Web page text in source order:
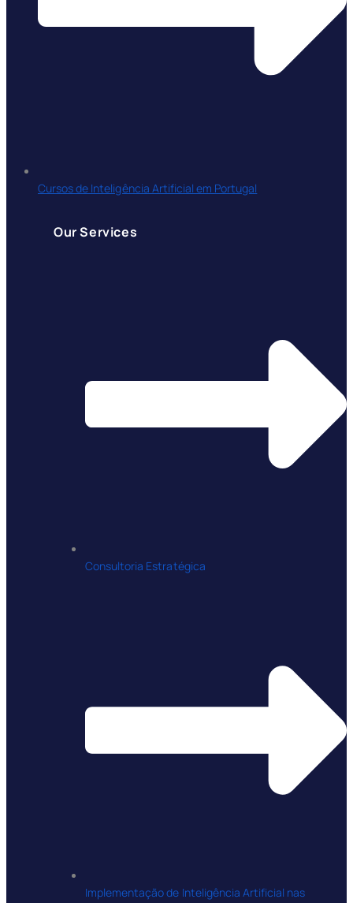
Cursos de Inteligência Artificial em Portugal
Our Services
Consultoria Estratégica
Implementação de Inteligência Artificial nas